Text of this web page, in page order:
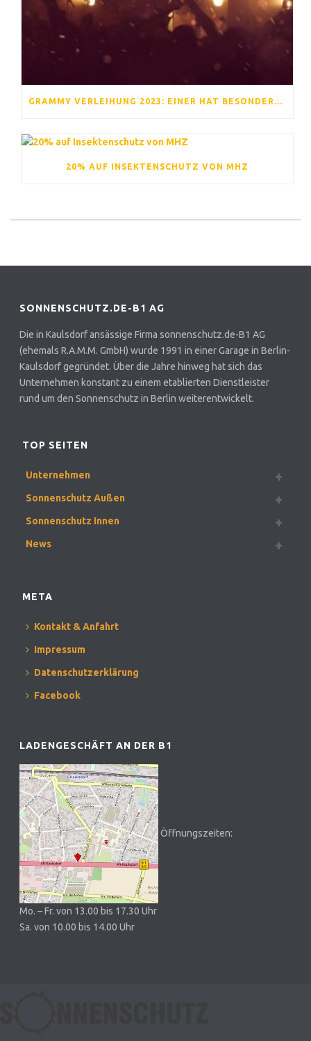
GRAMMY VERLEIHUNG 2023: EINER HAT BESONDERS GRUND ZUR FREUDE
20% AUF INSEKTENSCHUTZ VON MHZ
SONNENSCHUTZ.DE-B1 AG
Die in Kaulsdorf ansässige Firma sonnenschutz.de-B1 AG
(ehemals R.A.M.M. GmbH) wurde 1991 in einer Garage in Berlin-
Kaulsdorf gegründet. Über die Jahre hinweg hat sich das
Unternehmen konstant zu einem etablierten Dienstleister
rund um den Sonnenschutz in Berlin weiterentwickelt.
TOP SEITEN
Unternehmen
Sonnenschutz Außen
Sonnenschutz Innen
News
META
Kontakt & Anfahrt
Impressum
Datenschutzerklärung
Facebook
LADENGESCHÄFT AN DER B1
Öffnungszeiten:
Mo. – Fr. von 13.00 bis 17.30 Uhr
Sa. von 10.00 bis 14.00 Uhr